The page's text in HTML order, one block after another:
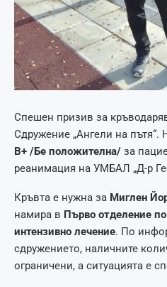
Спешен призив за
Сдружение „Ангели на пътя“.
B+ /Бе положителна/ за
реанимация на УМБАЛ „Д-р
Кръвта е нужна за Миглен
намира в Първо отделение
интензивно лечение. По
сдружението, наличните
ограничени, а ситуацията е